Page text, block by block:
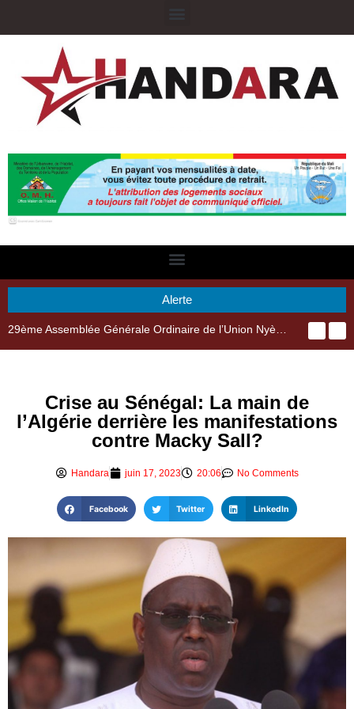
Alerte
29ème Assemblée Générale Ordinaire de l’Union Nyèsigiso : L’encours total des dépôts des membres passé de 18 milliards en 2024 à 21 milliards en 2025
Crise au Sénégal: La main de
l’Algérie derrière les manifestations
contre Macky Sall?
Handara juin 17, 2023 20:06 No Comments
Facebook Twitter LinkedIn